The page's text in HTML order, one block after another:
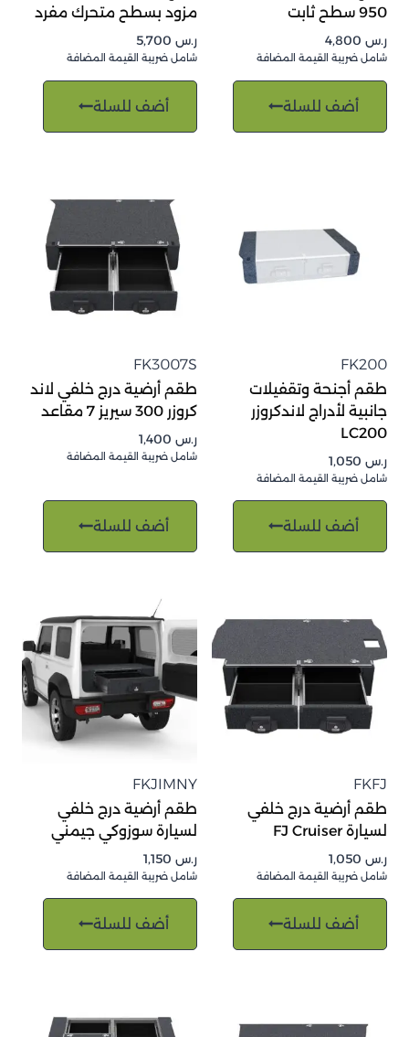
950 سطح ثابت
ر.س
شامل ضريبة القيمة المضافة
أضف للسلة
مزود بسطح متحرك مفرد
ر.س
شامل ضريبة القيمة المضافة
أضف للسلة
FK200
طقم أجنحة وتقفيلات
جانبية لأدراج لاندكروزر
LC200
ر.س
شامل ضريبة القيمة المضافة
أضف للسلة
FK3007S
طقم أرضية درج خلفي لاند
كروزر 300 سيريز 7 مقاعد
ر.س
شامل ضريبة القيمة المضافة
أضف للسلة
FKFJ
طقم أرضية درج خلفي
لسيارة FJ Cruiser
ر.س
شامل ضريبة القيمة المضافة
أضف للسلة
FKJIMNY
طقم أرضية درج خلفي
لسيارة سوزوكي جيمني
ر.س
شامل ضريبة القيمة المضافة
أضف للسلة